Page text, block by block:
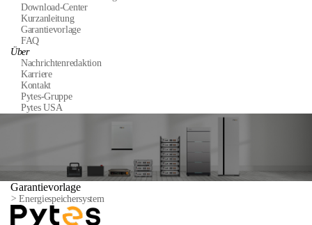
Download-Center
Kurzanleitung
Garantievorlage
FAQ
Über
Nachrichtenredaktion
Karriere
Kontakt
Pytes-Gruppe
Pytes USA
Garantievorlage
> Energiespeichersystem